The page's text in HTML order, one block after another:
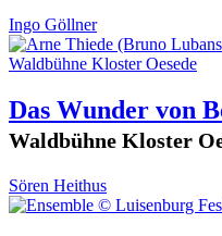
Ingo Göllner
Das Wunder von
Waldbühne Kloster
Sören Heithus